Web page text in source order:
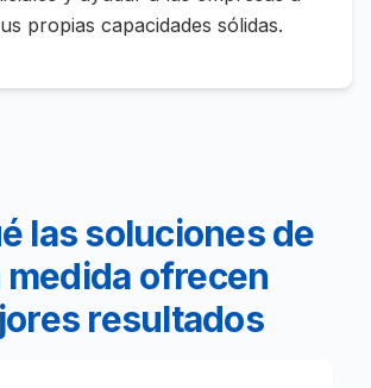
propias capacidades sólidas.
las soluciones de
medida ofrecen
resultados